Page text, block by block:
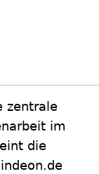
zentrale
im
die